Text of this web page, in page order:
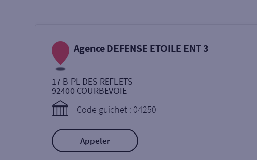
Une agence
Ouverte le samedi
Un service
Autour de moi
Agence DEFENSE ETOILE ENT 3
17 B PL DES REFLETS
92400 COURBEVOIE
Code guichet : 04250
Appeler